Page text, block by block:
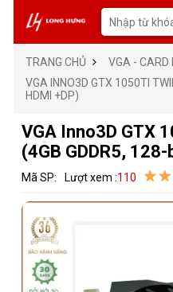
TRANG CHỦ
VGA - CARD
VGA INNO3D GTX 1050TI
HDMI +DP)
VGA Inno3D GTX
(4GB GDDR5,
Mã SP: Lượt xem :110